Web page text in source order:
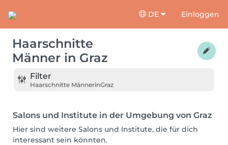
DE Einloggen
Haarschnitte
Männer in Graz
Filter
Haarschnitte MännerinGraz
Salons und Institute in der Umgebung von Graz
Hier sind weitere Salons und Institute, die für dich
interessant sein könnten.